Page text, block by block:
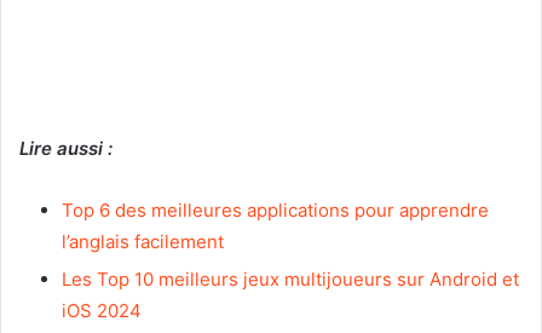
Lire aussi :
Top 6 des meilleures applications pour apprendre
l’anglais facilement
Les Top 10 meilleurs jeux multijoueurs sur Android et
iOS 2024